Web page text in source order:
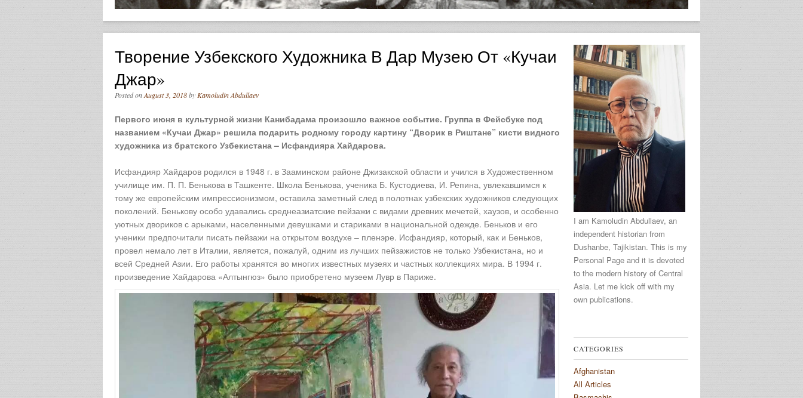
Творение Узбекского Художника В Дар Музею От «Кучаи
Джар»
Posted onAugust 3, 2018by Kamoludin Abdullaev
Первого июня в культурной жизни Канибадама произошло важное событие. Группа в Фейсбуке под
названием «Кучаи Джар» решила подарить родному городу картину “Дворик в Риштане” кисти видного
художника из братского Узбекистана – Исфандияра Хайдарова.
Исфандияр Хайдаров родился в 1948 г. в Зааминском районе Джизакской области и учился в Художественном
училище им. П. П. Бенькова в Ташкенте. Школа Бенькова, ученика Б. Кустодиева, И. Репина, увлекавшимся к
тому же европейским импрессионизмом, оставила заметный след в полотнах узбекских художников следующих
поколений. Бенькову особо удавались среднеазиатские пейзажи с видами древних мечетей, хаузов, и особенно
уютных двориков с арыками, населенными девушками и стариками в национальной одежде. Беньков и его
ученики предпочитали писать пейзажи на открытом воздухе – пленэре. Исфандияр, который, как и Беньков,
провел немало лет в Италии, является, пожалуй, одним из лучших пейзажистов не только Узбекистана, но и
всей Средней Азии. Его работы хранятся во многих известных музеях и частных коллекциях мира. В 1994 г.
произведение Хайдарова «Алтынгюз» было приобретено музеем Лувр в Париже.
I am Kamoludin Abdullaev, an
independent historian from
Dushanbe, Tajikistan. This is my
Personal Page and it is devoted
to the modern history of Central
Asia. Let me kick off with my
own publications.
CATEGORIES
Afghanistan
All Articles